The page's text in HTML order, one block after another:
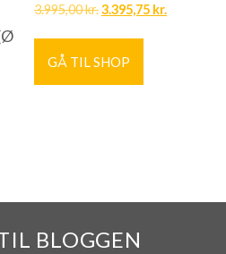
3.995,00kr.3.395,75 kr.
GÅ TIL SHOP
BLOGGEN